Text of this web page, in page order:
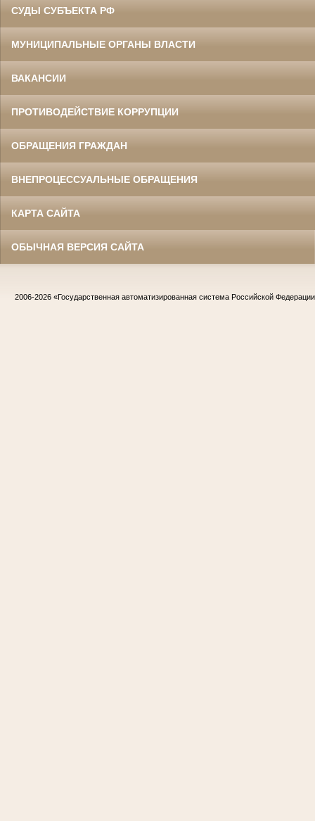
СУДЫ СУБЪЕКТА РФ
МУНИЦИПАЛЬНЫЕ ОРГАНЫ ВЛАСТИ
ВАКАНСИИ
ПРОТИВОДЕЙСТВИЕ КОРРУПЦИИ
ОБРАЩЕНИЯ ГРАЖДАН
ВНЕПРОЦЕССУАЛЬНЫЕ ОБРАЩЕНИЯ
КАРТА САЙТА
ОБЫЧНАЯ ВЕРСИЯ САЙТА
2006-2026 «Государственная автоматизированная система Российской